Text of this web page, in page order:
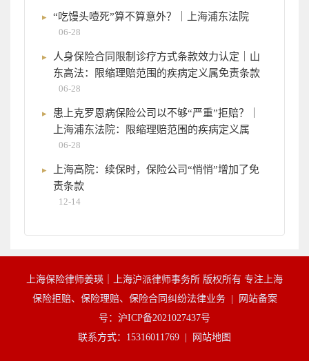
“吃馒头噎死”算不算意外？｜上海浦东法院
06-28
人身保险合同限制诊疗方式条款效力认定｜山
东高法：限缩理赔范围的疾病定义属免责条款
06-28
患上克罗恩病保险公司以不够“严重”拒赔？｜
上海浦东法院：限缩理赔范围的疾病定义属
06-28
上海高院：续保时，保险公司“悄悄”增加了免
责条款
12-14
上海保险律师姜瑛｜上海沪派律师事务所 版权所有 专注上海
保险拒赔、保险理赔、保险合同纠纷法律业务 |
网站备案
号：沪ICP备2021027437号
联系方式：15316011769 |
网站地图